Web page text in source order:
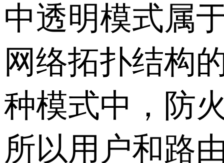
中透明模式属
网络拓扑结构
种模式中，防
所以用户和路